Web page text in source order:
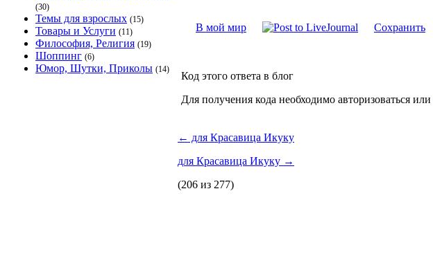
(30)
Темы для взрослых (15)
Товары и Услуги (11)
Философия, Религия (19)
Шоппинг (6)
Юмор, Шутки, Приколы (14)
В мой мир Сохранить
Код этого ответа в блог
Для получения кода необходимо авторизоваться или
← для Красавица Икуку
для Красавица Икуку →
(206 из 277)